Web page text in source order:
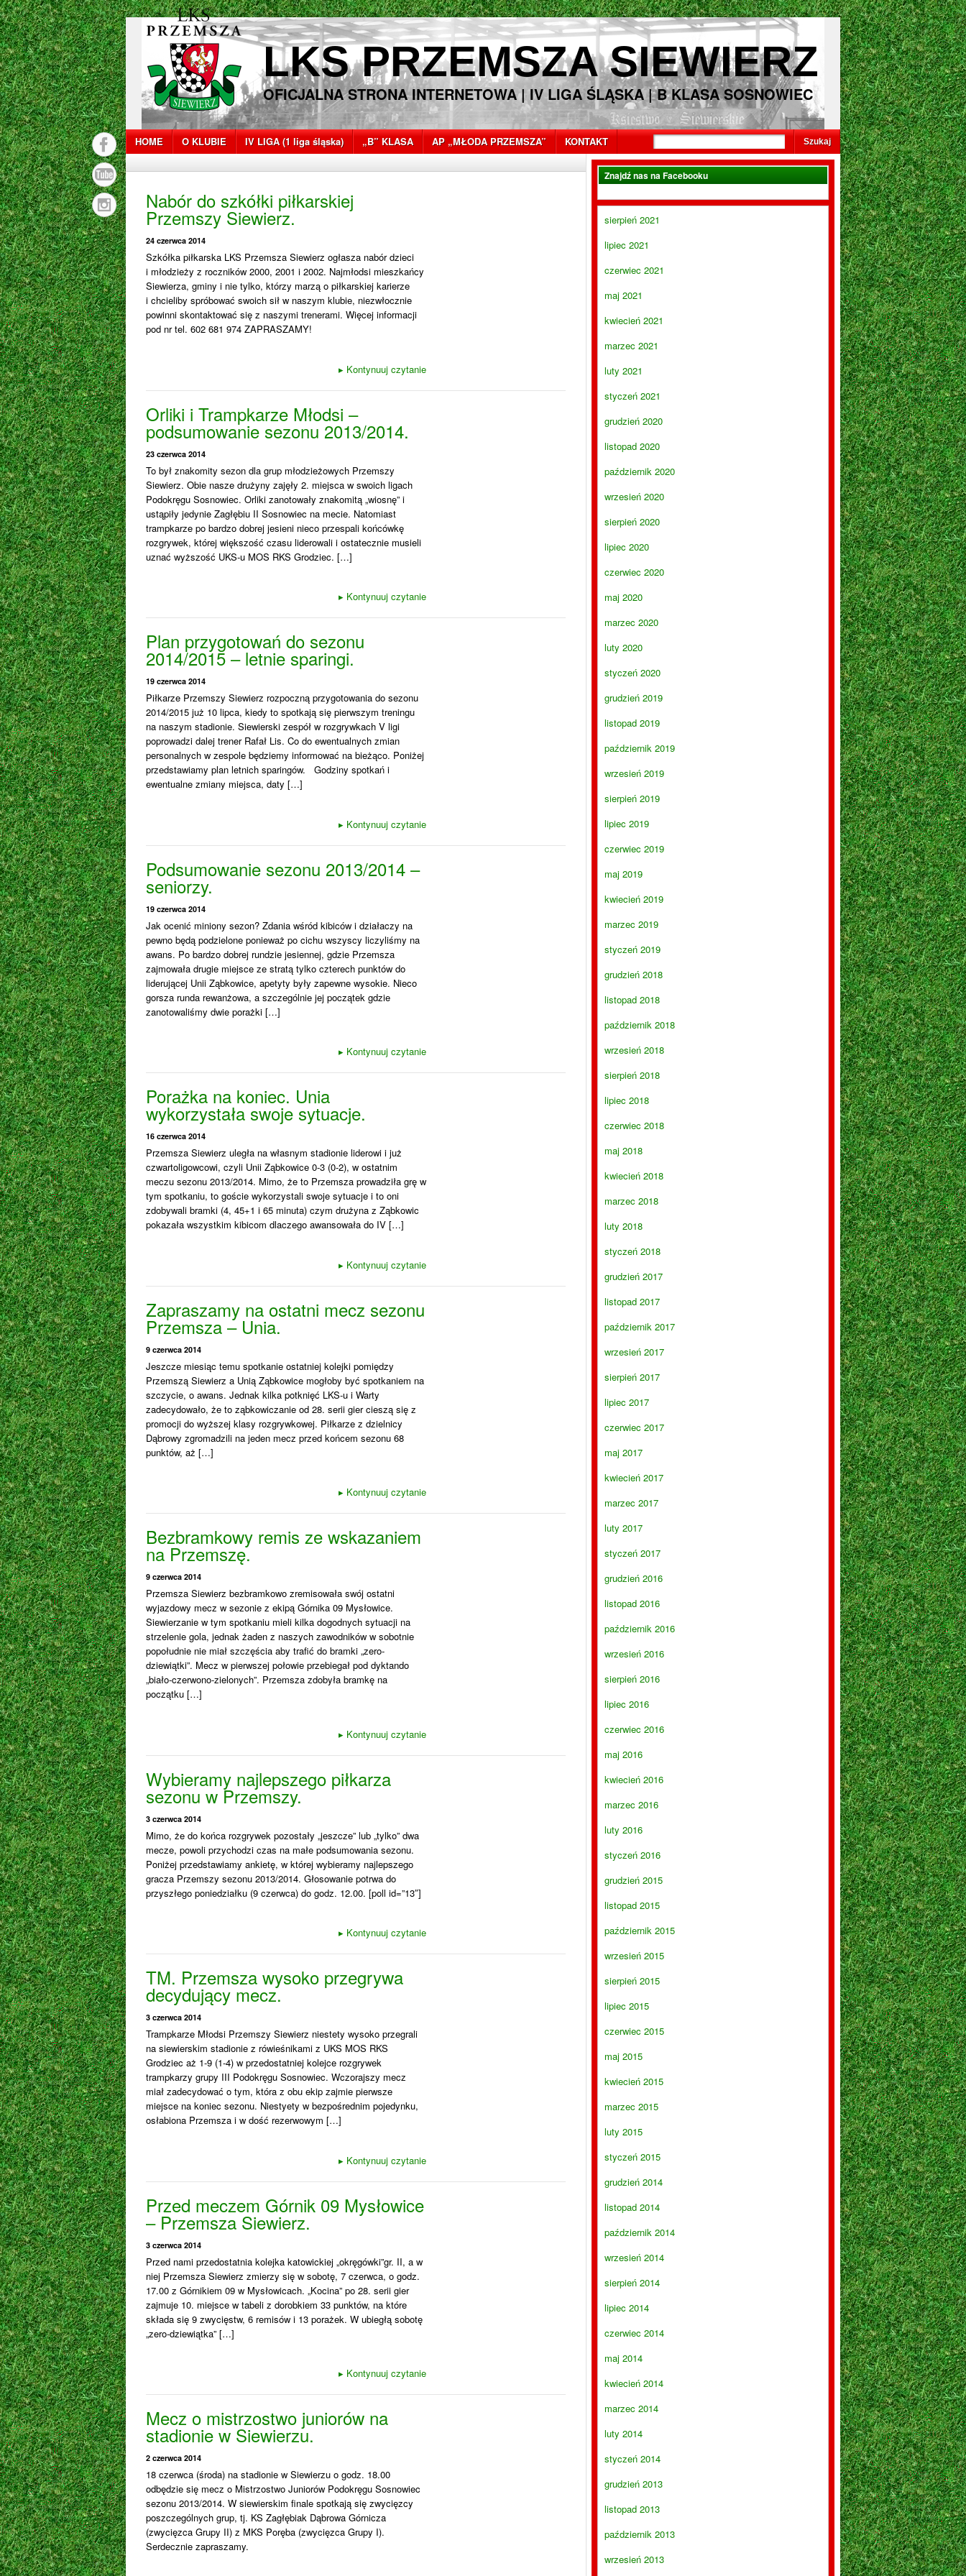
LKS PRZEMSZA SIEWIERZ
OFICJALNA STRONA INTERNETOWA | IV LIGA ŚLĄSKA | B KLASA SOSNOWIEC
HOME O KLUBIE IV LIGA (1 liga śląska) „B” KLASA AP „MŁODA PRZEMSZA” KONTAKT
Nabór do szkółki piłkarskiej
Przemszy Siewierz.
24 czerwca 2014
Szkółka piłkarska LKS Przemsza Siewierz ogłasza nabór dzieci
i młodzieży z roczników 2000, 2001 i 2002. Najmłodsi mieszkańcy
Siewierza, gminy i nie tylko, którzy marzą o piłkarskiej karierze
i chcieliby spróbować swoich sił w naszym klubie, niezwłocznie
powinni skontaktować się z naszymi trenerami. Więcej informacji
pod nr tel. 602 681 974 ZAPRASZAMY!
▸ Kontynuuj czytanie
Orliki i Trampkarze Młodsi –
podsumowanie sezonu 2013/2014.
23 czerwca 2014
To był znakomity sezon dla grup młodzieżowych Przemszy
Siewierz. Obie nasze drużyny zajęły 2. miejsca w swoich ligach
Podokręgu Sosnowiec. Orliki zanotowały znakomitą „wiosnę” i
ustąpiły jedynie Zagłębiu II Sosnowiec na mecie. Natomiast
trampkarze po bardzo dobrej jesieni nieco przespali końcówkę
rozgrywek, której większość czasu liderowali i ostatecznie musieli
uznać wyższość UKS-u MOS RKS Grodziec. […]
▸ Kontynuuj czytanie
Plan przygotowań do sezonu
2014/2015 – letnie sparingi.
19 czerwca 2014
Piłkarze Przemszy Siewierz rozpoczną przygotowania do sezonu
2014/2015 już 10 lipca, kiedy to spotkają się pierwszym treningu
na naszym stadionie. Siewierski zespół w rozgrywkach V ligi
poprowadzi dalej trener Rafał Lis. Co do ewentualnych zmian
personalnych w zespole będziemy informować na bieżąco. Poniżej
przedstawiamy plan letnich sparingów. Godziny spotkań i
ewentualne zmiany miejsca, daty […]
▸ Kontynuuj czytanie
Podsumowanie sezonu 2013/2014 –
seniorzy.
19 czerwca 2014
Jak ocenić miniony sezon? Zdania wśród kibiców i działaczy na
pewno będą podzielone ponieważ po cichu wszyscy liczyliśmy na
awans. Po bardzo dobrej rundzie jesiennej, gdzie Przemsza
zajmowała drugie miejsce ze stratą tylko czterech punktów do
liderującej Unii Ząbkowice, apetyty były zapewne wysokie. Nieco
gorsza runda rewanżowa, a szczególnie jej początek gdzie
zanotowaliśmy dwie porażki […]
▸ Kontynuuj czytanie
Porażka na koniec. Unia
wykorzystała swoje sytuacje.
16 czerwca 2014
Przemsza Siewierz uległa na własnym stadionie liderowi i już
czwartoligowcowi, czyli Unii Ząbkowice 0-3 (0-2), w ostatnim
meczu sezonu 2013/2014. Mimo, że to Przemsza prowadziła grę w
tym spotkaniu, to goście wykorzystali swoje sytuacje i to oni
zdobywali bramki (4, 45+1 i 65 minuta) czym drużyna z Ząbkowic
pokazała wszystkim kibicom dlaczego awansowała do IV […]
▸ Kontynuuj czytanie
Zapraszamy na ostatni mecz sezonu
Przemsza – Unia.
9 czerwca 2014
Jeszcze miesiąc temu spotkanie ostatniej kolejki pomiędzy
Przemszą Siewierz a Unią Ząbkowice mogłoby być spotkaniem na
szczycie, o awans. Jednak kilka potknięć LKS-u i Warty
zadecydowało, że to ząbkowiczanie od 28. serii gier cieszą się z
promocji do wyższej klasy rozgrywkowej. Piłkarze z dzielnicy
Dąbrowy zgromadzili na jeden mecz przed końcem sezonu 68
punktów, aż […]
▸ Kontynuuj czytanie
Bezbramkowy remis ze wskazaniem
na Przemszę.
9 czerwca 2014
Przemsza Siewierz bezbramkowo zremisowała swój ostatni
wyjazdowy mecz w sezonie z ekipą Górnika 09 Mysłowice.
Siewierzanie w tym spotkaniu mieli kilka dogodnych sytuacji na
strzelenie gola, jednak żaden z naszych zawodników w sobotnie
popołudnie nie miał szczęścia aby trafić do bramki „zero-
dziewiątki”. Mecz w pierwszej połowie przebiegał pod dyktando
„biało-czerwono-zielonych”. Przemsza zdobyła bramkę na
początku […]
▸ Kontynuuj czytanie
Wybieramy najlepszego piłkarza
sezonu w Przemszy.
3 czerwca 2014
Mimo, że do końca rozgrywek pozostały „jeszcze” lub „tylko” dwa
mecze, powoli przychodzi czas na małe podsumowania sezonu.
Poniżej przedstawiamy ankietę, w której wybieramy najlepszego
gracza Przemszy sezonu 2013/2014. Głosowanie potrwa do
przyszłego poniedziałku (9 czerwca) do godz. 12.00. [poll id=”13″]
▸ Kontynuuj czytanie
TM. Przemsza wysoko przegrywa
decydujący mecz.
3 czerwca 2014
Trampkarze Młodsi Przemszy Siewierz niestety wysoko przegrali
na siewierskim stadionie z rówieśnikami z UKS MOS RKS
Grodziec aż 1-9 (1-4) w przedostatniej kolejce rozgrywek
trampkarzy grupy III Podokręgu Sosnowiec. Wczorajszy mecz
miał zadecydować o tym, która z obu ekip zajmie pierwsze
miejsce na koniec sezonu. Niestyety w bezpośrednim pojedynku,
osłabiona Przemsza i w dość rezerwowym […]
▸ Kontynuuj czytanie
Przed meczem Górnik 09 Mysłowice
– Przemsza Siewierz.
3 czerwca 2014
Przed nami przedostatnia kolejka katowickiej „okręgówki”gr. II, a w
niej Przemsza Siewierz zmierzy się w sobotę, 7 czerwca, o godz.
17.00 z Górnikiem 09 w Mysłowicach. „Kocina” po 28. serii gier
zajmuje 10. miejsce w tabeli z dorobkiem 33 punktów, na które
składa się 9 zwycięstw, 6 remisów i 13 porażek. W ubiegłą sobotę
„zero-dziewiątka” […]
▸ Kontynuuj czytanie
Mecz o mistrzostwo juniorów na
stadionie w Siewierzu.
2 czerwca 2014
18 czerwca (środa) na stadionie w Siewierzu o godz. 18.00
odbędzie się mecz o Mistrzostwo Juniorów Podokręgu Sosnowiec
sezonu 2013/2014. W siewierskim finale spotkają się zwycięzcy
poszczególnych grup, tj. KS Zagłębiak Dąbrowa Górnicza
(zwycięzca Grupy II) z MKS Poręba (zwycięzca Grupy I).
Serdecznie zapraszamy.
Znajdź nas na Facebooku
sierpień 2021
lipiec 2021
czerwiec 2021
maj 2021
kwiecień 2021
marzec 2021
luty 2021
styczeń 2021
grudzień 2020
listopad 2020
październik 2020
wrzesień 2020
sierpień 2020
lipiec 2020
czerwiec 2020
maj 2020
marzec 2020
luty 2020
styczeń 2020
grudzień 2019
listopad 2019
październik 2019
wrzesień 2019
sierpień 2019
lipiec 2019
czerwiec 2019
maj 2019
kwiecień 2019
marzec 2019
styczeń 2019
grudzień 2018
listopad 2018
październik 2018
wrzesień 2018
sierpień 2018
lipiec 2018
czerwiec 2018
maj 2018
kwiecień 2018
marzec 2018
luty 2018
styczeń 2018
grudzień 2017
listopad 2017
październik 2017
wrzesień 2017
sierpień 2017
lipiec 2017
czerwiec 2017
maj 2017
kwiecień 2017
marzec 2017
luty 2017
styczeń 2017
grudzień 2016
listopad 2016
październik 2016
wrzesień 2016
sierpień 2016
lipiec 2016
czerwiec 2016
maj 2016
kwiecień 2016
marzec 2016
luty 2016
styczeń 2016
grudzień 2015
listopad 2015
październik 2015
wrzesień 2015
sierpień 2015
lipiec 2015
czerwiec 2015
maj 2015
kwiecień 2015
marzec 2015
luty 2015
styczeń 2015
grudzień 2014
listopad 2014
październik 2014
wrzesień 2014
sierpień 2014
lipiec 2014
czerwiec 2014
maj 2014
kwiecień 2014
marzec 2014
luty 2014
styczeń 2014
grudzień 2013
listopad 2013
październik 2013
wrzesień 2013